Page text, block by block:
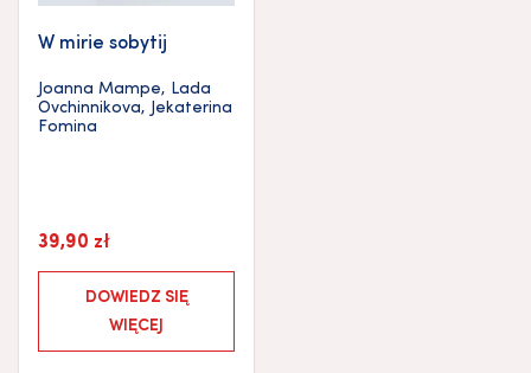
W mirie sobytij
Joanna Mampe, Lada
Ovchinnikova, Jekaterina
Fomina
39,90 zł
DOWIEDZ SIĘ
WIĘCEJ